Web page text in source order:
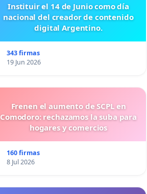
Instituir el 14 de Junio como día
nacional del creador de contenido
digital Argentino.
343 firmas
19 Jun 2026
Frenen el aumento de SCPL en
Comodoro: rechazamos la suba para
hogares y comercios
160 firmas
8 Jul 2026